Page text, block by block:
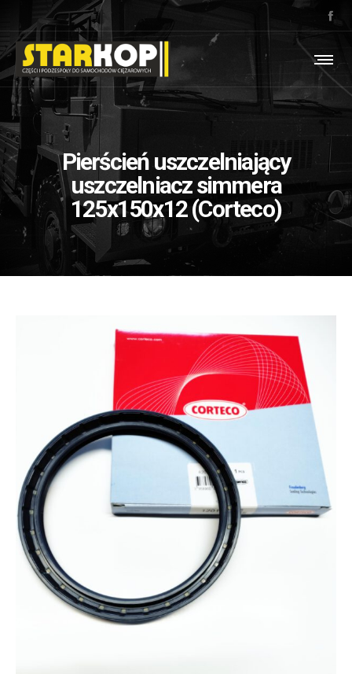
Pierścień uszczelniający
uszczelniacz simmera
125x150x12 (Corteco)